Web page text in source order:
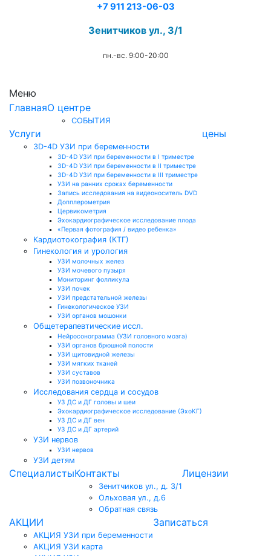
+7 911 213-06-03
Зенитчиков ул., 3/1
пн.-вс. 9:00-20:00
Меню
ГлавнаяО центре
СОБЫТИЯ
Услуги
3D-4D УЗИ при беременности
3D-4D УЗИ при беременности в I триместре
3D-4D УЗИ при беременности в II триместре
3D-4D УЗИ при беременности в III триместре
УЗИ на ранних сроках беременности
Запись исследования на видеоноситель DVD
Допплерометрия
Цервикометрия
Эхокардиографическое исследование плода
«Первая фотография / видео ребенка»
Кардиотокография (КТГ)
Гинекология и урология
УЗИ молочных желез
УЗИ мочевого пузыря
Мониторинг фолликула
УЗИ почек
УЗИ предстательной железы
Гинекологическое УЗИ
УЗИ органов мошонки
Общетерапевтические иссл.
Нейросонограмма (УЗИ головного мозга)
УЗИ органов брюшной полости
УЗИ щитовидной железы
УЗИ мягких тканей
УЗИ суставов
УЗИ позвоночника
Исследования сердца и сосудов
УЗ ДС и ДГ головы и шеи
Эхокардиографическое исследование (ЭхоКГ)
УЗ ДС и ДГ вен
УЗ ДС и ДГ артерий
УЗИ нервов
УЗИ нервов
УЗИ детям
цены
СпециалистыКонтакты
Зенитчиков ул., д. 3/1
Ольховая ул., д.6
Обратная связь
Лицензии
АКЦИИ
АКЦИЯ УЗИ при беременности
АКЦИЯ УЗИ карта
Записаться